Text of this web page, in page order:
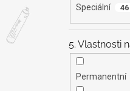
Speciální 46
5. Vlastnosti
Permanentní